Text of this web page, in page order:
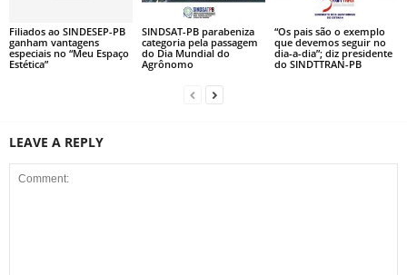
Filiados ao SINDESEP-PB
ganham vantagens
especiais no “Meu Espaço
Estética”
SINDSAT-PB parabeniza
categoria pela passagem
do Dia Mundial do
Agrônomo
“Os pais são o exemplo
que devemos seguir no
dia-a-dia”; diz presidente
do SINDTTRAN-PB
LEAVE A REPLY